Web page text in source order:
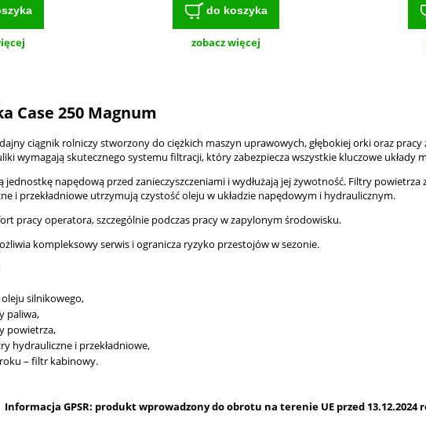
do koszyka
zobacz więcej
Case 250 Magnum
ciągnik rolniczy stworzony do ciężkich maszyn uprawowych, głębokiej orki oraz
wymagają skutecznego systemu filtracji, który zabezpiecza wszystkie kluczowe układy
jednostkę napędową przed zanieczyszczeniami i wydłużają jej żywotność. Filtry powietrza
i przekładniowe utrzymują czystość oleju w układzie napędowym i hydraulicznym.
pracy operatora, szczególnie podczas pracy w zapylonym środowisku.
kompleksowy serwis i ogranicza ryzyko przestojów w sezonie.
silnikowego,
paliwa,
powietrza,
hydrauliczne i przekładniowe,
– filtr kabinowy.
Informacja GPSR: produkt wprowadzony do obrotu na terenie UE przed 13.12.2024